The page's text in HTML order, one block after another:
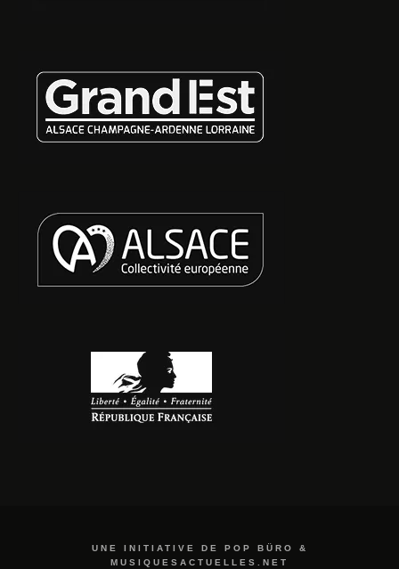
UNE INITIATIVE DE POP BÜRO &
MUSIQUESACTUELLES.NET